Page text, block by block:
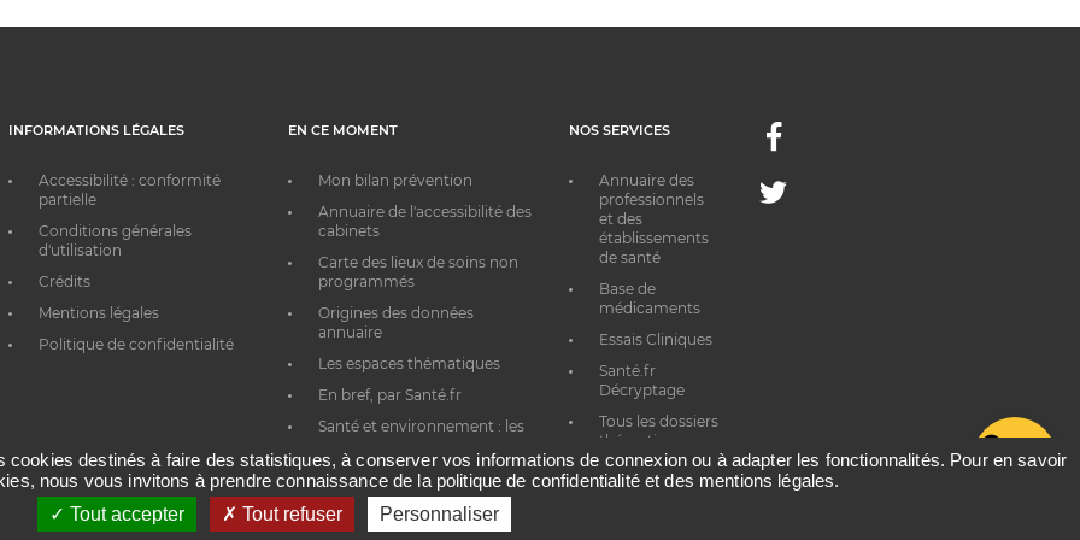
INFORMATIONS LÉGALES
Accessibilité : conformité
partielle
Conditions générales
d'utilisation
Crédits
Mentions légales
Politique de confidentialité
EN CE MOMENT
Mon bilan prévention
Annuaire de l'accessibilité des
cabinets
Carte des lieux de soins non
programmés
Origines des données
annuaire
Les espaces thématiques
En bref, par Santé.fr
Santé et environnement : les
NOS SERVICES
Annuaire des
professionnels
et des
établissements
de santé
Base de
médicaments
Essais Cliniques
Santé.fr
Décryptage
Tous les dossiers
thématiques
Facebook
Twitter
cookies destinés à faire des statistiques, à conserver vos informations de connexion ou à adapter les fonctionnalités. Pour en savoir
nous vous invitons à prendre connaissance de la politique de confidentialité et des mentions légales.
Tout accepter
Tout refuser Personnaliser